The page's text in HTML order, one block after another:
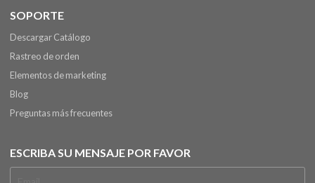
SOPORTE
Descargar Catálogo
Rastreo de orden
Elementos de marketing
Blog
Preguntas más frecuentes
ESCRIBA SU MENSAJE POR FAVOR